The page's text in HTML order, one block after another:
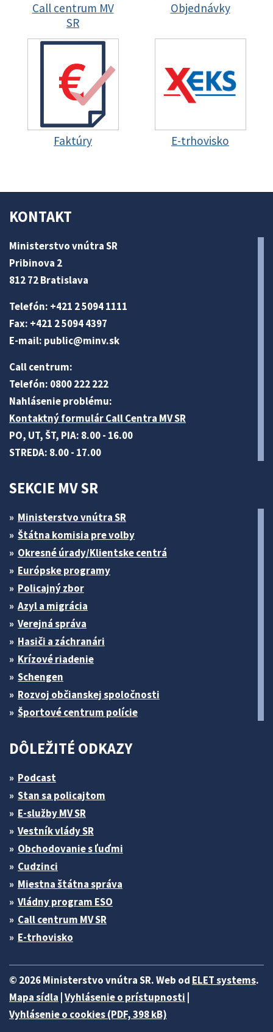
Call centrum MV
SR
Objednávky
Faktúry E-trhovisko
KONTAKT
Ministerstvo vnútra SR
Pribinova 2
812 72 Bratislava
Telefón: +421 2 5094 1111
Fax: +421 2 5094 4397
E-mail: public@minv.sk
Call centrum:
Telefón: 0800 222 222
Nahlásenie problému:
Kontaktný formulár Call Centra MV SR
PO, UT, ŠT, PIA: 8.00 - 16.00
STREDA: 8.00 - 17.00
SEKCIE MV SR
Ministerstvo vnútra SR
Štátna komisia pre volby
Okresné úrady/Klientske centrá
Európske programy
Policajný zbor
Azyl a migrácia
Verejná správa
Hasiči a záchranári
Krízové riadenie
Schengen
Rozvoj občianskej spoločnosti
Športové centrum polície
DÔLEŽITÉ ODKAZY
Podcast
Stan sa policajtom
E-služby MV SR
Vestník vlády SR
Obchodovanie s ľuďmi
Cudzinci
Miestna štátna správa
Vládny program ESO
Call centrum MV SR
E-trhovisko
© 2026 Ministerstvo vnútra SR. Web od ELET systems.
Mapa sídla Vyhlásenie o prístupnosti
Vyhlásenie o cookies (PDF, 398 kB)